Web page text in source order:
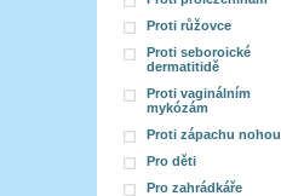
Proti růžovce
Proti seboroické
dermatitidě
Proti vaginálním
mykózám
Proti zápachu nohou
Pro děti
Pro zahrádkáře